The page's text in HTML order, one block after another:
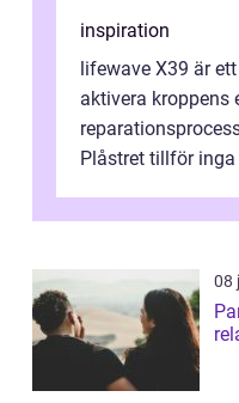
inspiration
lifewave X39 är
aktivera kroppens
Plåstret tillför
ljusbaserad
08